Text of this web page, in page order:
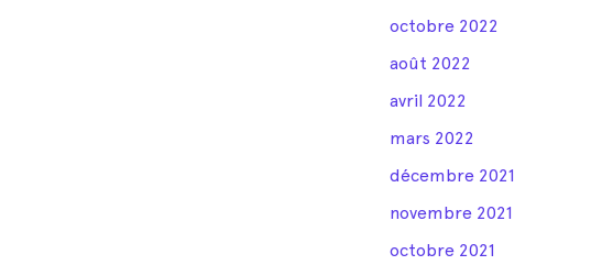
octobre 2022
août 2022
avril 2022
mars 2022
décembre 2021
novembre 2021
octobre 2021